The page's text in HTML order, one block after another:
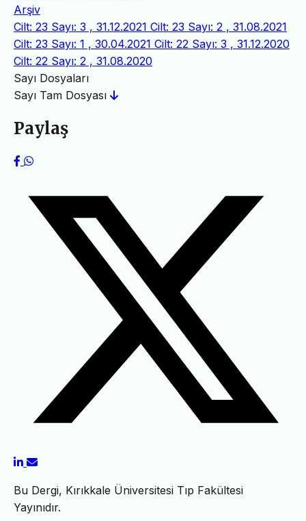
Arşiv
Cilt: 23 Sayı: 3 , 31.12.2021 Cilt: 23 Sayı: 2 , 31.08.2021
Cilt: 23 Sayı: 1 , 30.04.2021 Cilt: 22 Sayı: 3 , 31.12.2020
Cilt: 22 Sayı: 2 , 31.08.2020
Sayı Dosyaları
Sayı Tam Dosyası
Paylaş
Bu Dergi, Kırıkkale Üniversitesi Tıp Fakültesi
Yayınıdır.